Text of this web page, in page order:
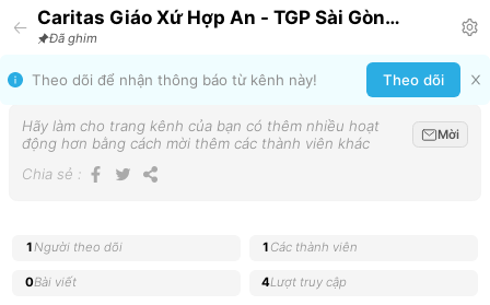
Caritas Giáo Xứ Hợp An - TGP Sài Gòn
Announcement
Đã ghim
Theo dõi để nhận thông báo từ kênh này! Theo dõi
Hãy làm cho trang kênh của bạn có thêm nhiều hoạt
động hơn bằng cách mời thêm các thành viên khác
Mời
Chia sẻ :
1Người theo dõi 1 Các thành viên
0Bài viết 4Lượt truy cập